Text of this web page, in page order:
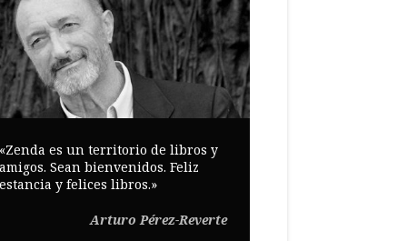
es un territorio de libros y
Sean bienvenidos. Feliz
y felices libros.»
Arturo Pérez-Reverte